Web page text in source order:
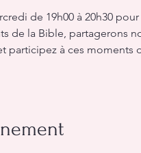
de 19h00 à 20h30
de la Bible, partagerons
participez à ces